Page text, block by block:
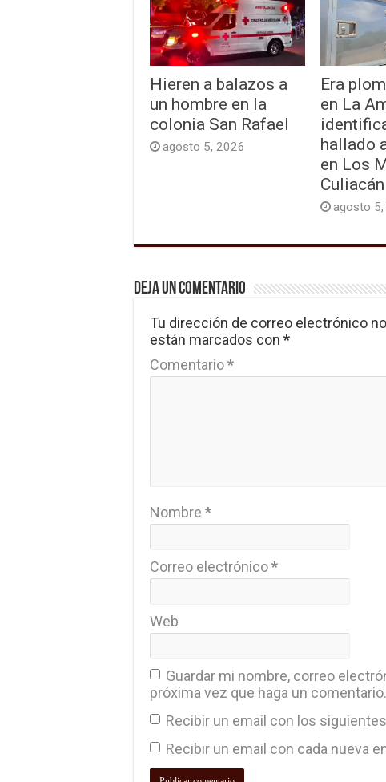
Hieren a balazos a
un hombre en la
colonia San Rafael
agosto 5, 2026
Era
en La
hallado
en Los
Culiacán
agosto
Deja un comentario
Tu dirección de correo electrónico
están marcados con *
Comentario*
Nombre *
Correo electrónico*
Web
Guardar mi nombre, correo
próxima vez que haga un comentario.
Recibir un email con los
Recibir un email con cada nueva